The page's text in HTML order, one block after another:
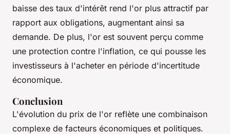
baisse des taux d'intérêt rend l'or plus attractif par
rapport aux obligations, augmentant ainsi sa
demande. De plus, l'or est souvent perçu comme
une protection contre l'inflation, ce qui pousse les
investisseurs à l'acheter en période d'incertitude
économique.
Conclusion
L'évolution du prix de l'or reflète une combinaison
complexe de facteurs économiques et politiques.